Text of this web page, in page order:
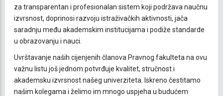
za transparentan i profesionalan sistem koji podržava naučnu
izvrsnost, doprinosi razvoju istraživačkih aktivnosti, jača
saradnju među akademskim institucijama i podiže standarde
u obrazovanju i nauci.
Uvrštavanje naših cijenjenih članova Pravnog fakulteta na ovu
važnu listu još jednom potvrđuje kvalitet, stručnost i
akademsku izvrsnost našeg univerziteta. Iskreno čestitamo
našim kolegama i želimo im mnogo uspjeha u budućem